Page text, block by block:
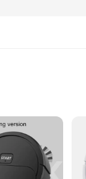
suction, allowing you
for a spotless